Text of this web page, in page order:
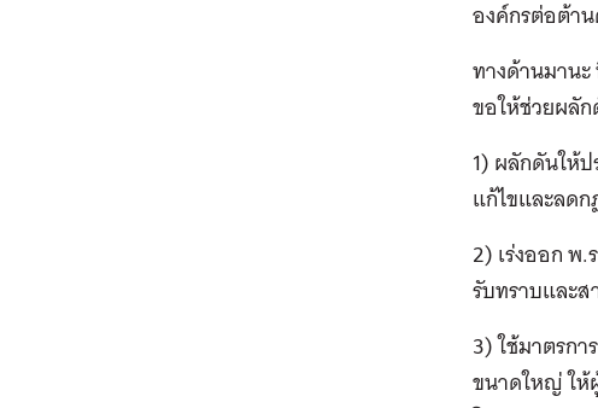
องค์กรต่อต้า
ทางด้านมาน
ขอให้ช่วยผลั
1) ผลักดันให้ป
แก้ไขและลด
2) เร่งออก พ
รับทราบและ
3) ใช้มาตรก
ขนาดใหญ่ ให้